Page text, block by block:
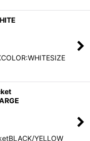
YELLOW